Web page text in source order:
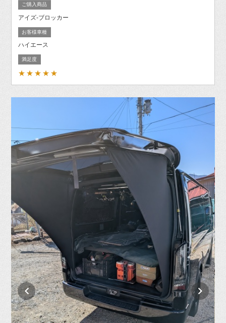
ご購入商品
アイズ-ブロッカー
お客様車種
ハイエース
満足度
★★★★★